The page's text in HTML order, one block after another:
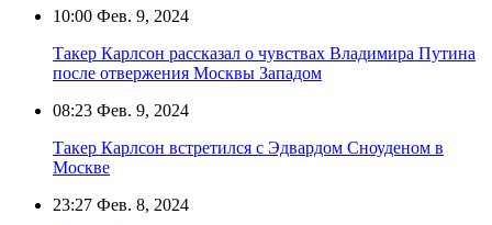
10:00 Фев. 9, 2024
Такер Карлсон рассказал о чувствах Владимира Путина
после отвержения Москвы Западом
08:23 Фев. 9, 2024
Такер Карлсон встретился с Эдвардом Сноуденом в
Москве
23:27 Фев. 8, 2024